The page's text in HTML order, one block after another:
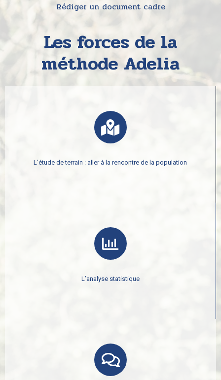
Rédiger un document cadre
Les forces de la
méthode Adelia
L’étude de terrain : aller à la rencontre de la population
L’analyse statistique